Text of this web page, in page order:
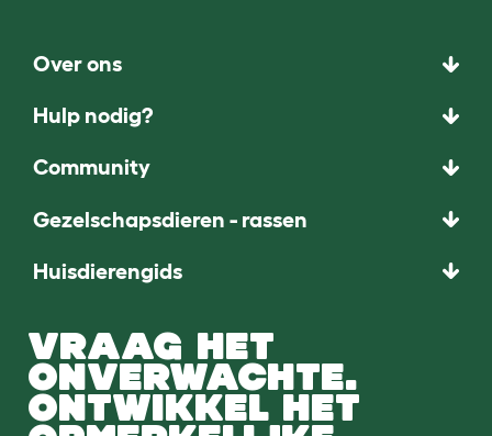
Over ons
Hulp nodig?
Community
Gezelschapsdieren - rassen
Huisdierengids
VRAAG HET
ONVERWACHTE.
ONTWIKKEL HET